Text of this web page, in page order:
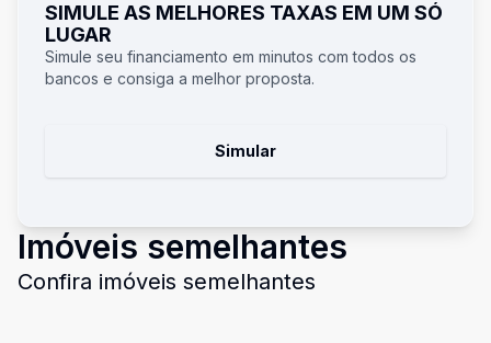
SIMULE AS MELHORES TAXAS EM UM SÓ
LUGAR
Simule seu financiamento em minutos com todos os
bancos e consiga a melhor proposta.
Simular
Imóveis semelhantes
Confira imóveis semelhantes